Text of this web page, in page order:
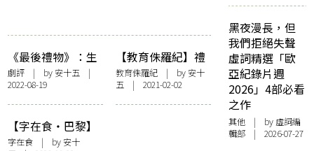
《最後禮物》：生
命中的甜酸苦辣 vs
大叔的恨
劇評 | by 安十五 |
2022-08-19
【教育侏羅紀】禮
堂
教育侏羅紀| by 安十
五| 2021-02-02
【字在食・巴黎】
《艾蜜莉在巴
字在食 | by 安十
黑夜漫長，但
我們拒絕失聲
虛詞精選「歐
亞紀錄片週
2026」4部必看
之作
其他 | by 虛詞編
輯部 | 2026-07-27